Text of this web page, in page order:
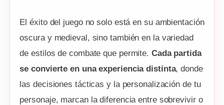
El éxito del juego no solo está en su ambientación
oscura y medieval, sino también en la variedad
de estilos de combate que permite. Cada partida
se convierte en una experiencia distinta, donde
las decisiones tácticas y la personalización de tu
personaje, marcan la diferencia entre sobrevivir o